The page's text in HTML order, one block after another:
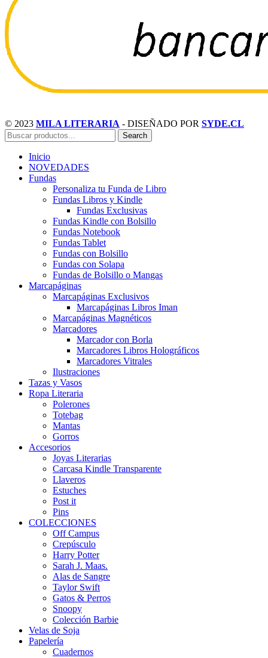
© 2023 MILA LITERARIA - DISEÑADO POR SYDE.CL
Search
Inicio
NOVEDADES
Fundas
Personaliza tu Funda de Libro
Fundas Libros y Kindle
Fundas Exclusivas
Fundas Kindle con Bolsillo
Fundas Notebook
Fundas Tablet
Fundas con Bolsillo
Fundas con Solapa
Fundas de Bolsillo o Mangas
Marcapáginas
Marcapáginas Exclusivos
Marcapáginas Libros Iman
Marcapáginas Magnéticos
Marcadores
Marcador con Borla
Marcadores Libros Holográficos
Marcadores Vitrales
Ilustraciones
Tazas y Vasos
Ropa Literaria
Polerones
Totebag
Mantas
Gorros
Accesorios
Joyas Literarias
Carcasa Kindle Transparente
Llaveros
Estuches
Post it
Pins
COLECCIONES
Off Campus
Crepúsculo
Harry Potter
Sarah J. Maas.
Alas de Sangre
Taylor Swift
Gatos & Perros
Snoopy
Colección Barbie
Velas de Soja
Papelería
Cuadernos